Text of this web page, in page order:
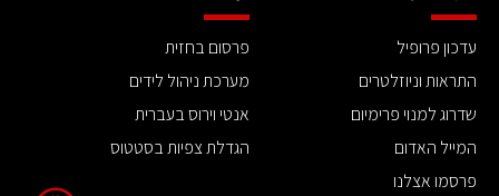
עדכון פרופיל
התראות וניוזלטרים
שדרוג למנוי פרימיום
המייל האדום
פרסמו אצלנו
פרסום בחזית
מערכת ניהול לידים
אנטי וירוס בעברית
הגדלת צפיות בסטטוס